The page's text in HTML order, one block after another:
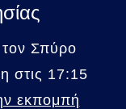
Σπύρο
στις 17:15
εκπομπή